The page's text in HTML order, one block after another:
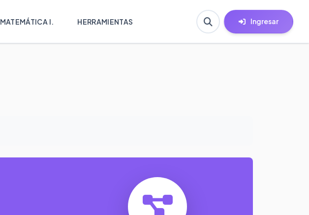
MATEMÁTICA I. HERRAMIENTAS Ingresar